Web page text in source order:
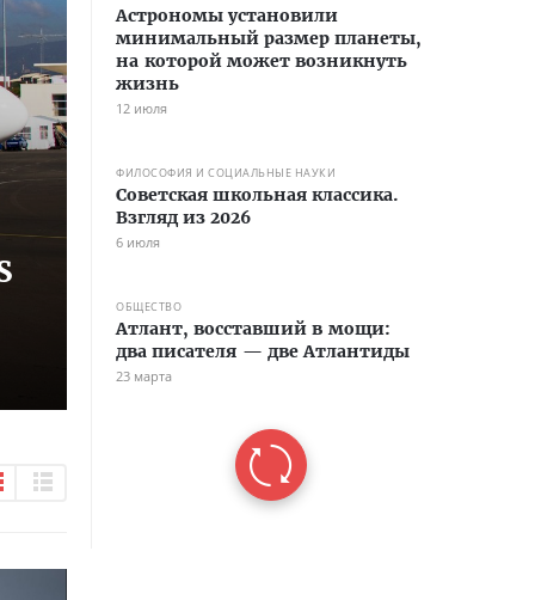
Астрономы установили
минимальный размер планеты,
на которой может возникнуть
жизнь
12 июля
ФИЛОСОФИЯ И СОЦИАЛЬНЫЕ НАУКИ
Советская школьная классика.
Взгляд из 2026
6 июля
ОБЩЕСТВО
Атлант, восставший в мощи:
два писателя — две Атлантиды
23 марта